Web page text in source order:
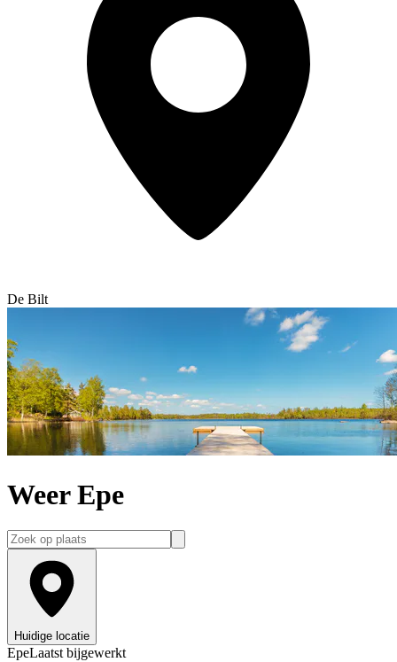
De Bilt
Weer Epe
Huidige locatie
EpeLaatst bijgewerkt